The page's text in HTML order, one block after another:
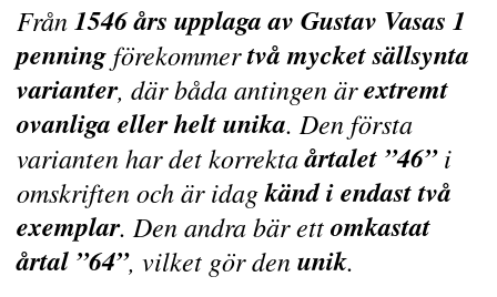
Från1546 års upplaga av Gustav Vasas 1
penning förekommertvå mycket sällsynta
varianter, där båda antingen ärextremt
ovanliga eller helt unika. Den första
varianten har det korrektaårtalet ”46”i
omskriften och är idagkänd i endast två
exemplar. Den andra bär ettomkastat
årtal ”64”, vilket gör denunik.